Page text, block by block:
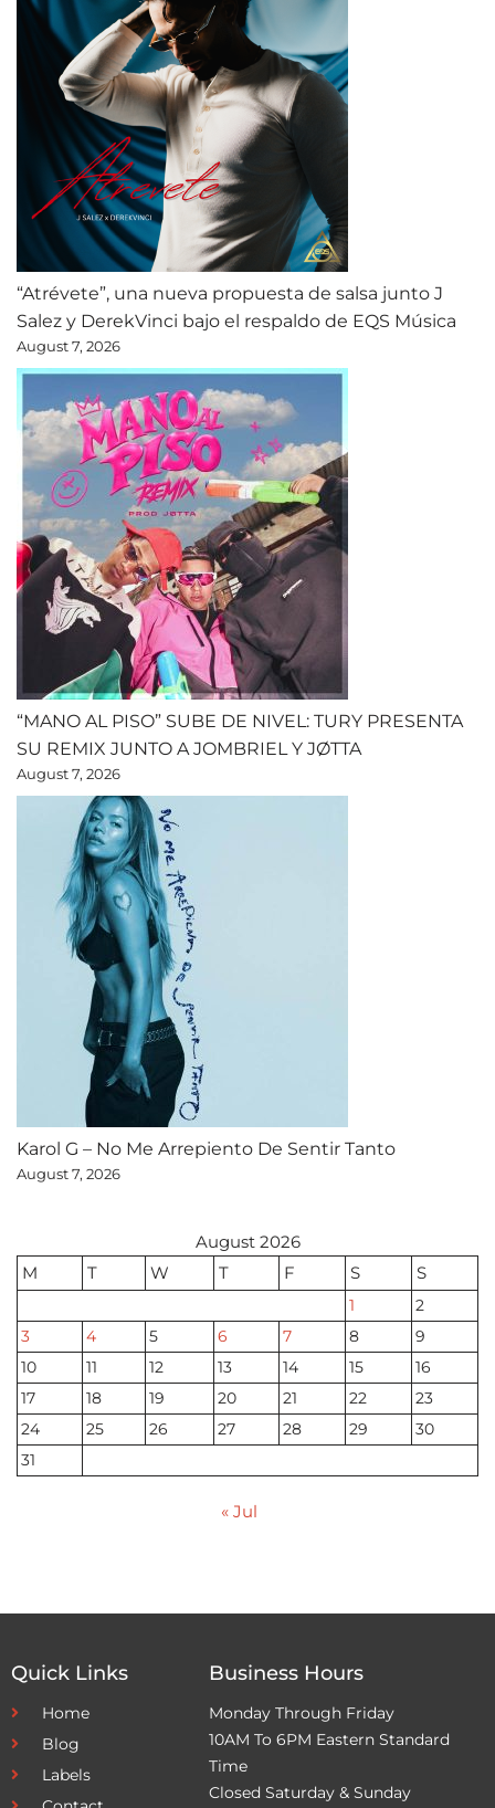
“Atrévete”, una nueva propuesta de salsa junto J
Salez y DerekVinci bajo el respaldo de EQS Música
August 7, 2026
“MANO AL PISO” SUBE DE NIVEL: TURY PRESENTA
SU REMIX JUNTO A JOMBRIEL Y JØTTA
August 7, 2026
Karol G – No Me Arrepiento De Sentir Tanto
August 7, 2026
August 2026
M
T W T F S S
1
2
3
4 5 6 7 8
9
10
11 12 13 14 15
16
17
18 19 20 21 22
23
24
25 26 27 28 29
30
31
« Jul
Quick Links
Home
Blog
Labels
Business Hours
Monday Through Friday
10AM To 6PM Eastern Standard
Time
Closed Saturday & Sunday